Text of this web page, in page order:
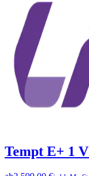
Tempt E+ 1